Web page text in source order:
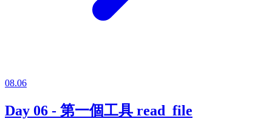
08.06
Day 06 - 第一個工具 read_file